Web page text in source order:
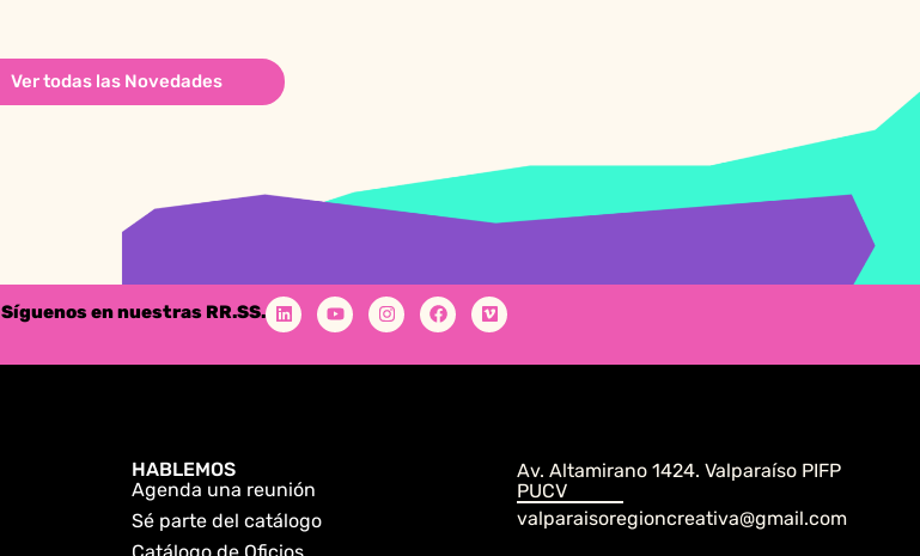
Ver todas las Novedades
Síguenos en nuestras RR.SS.
HABLEMOS
Agenda una reunión
Sé parte del catálogo
Av. Altamirano 1424. Valparaíso PIFP
PUCV
valparaisoregioncreativa@gmail.com